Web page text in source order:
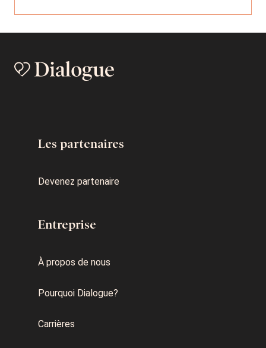
Les partenaires
Devenez partenaire
Entreprise
À propos de nous
Pourquoi Dialogue?
Carrières